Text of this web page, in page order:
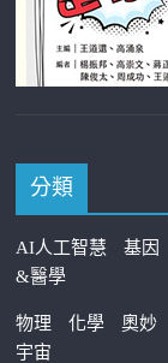
分類
AI人工智慧
基因
&醫學
物理 化學
奧妙
宇宙